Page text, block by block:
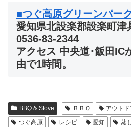
■つぐ高原グリーンパー
愛知県北設楽郡設楽町津
0536-83-2344
アクセス 中央道･飯田IC
由で1時間。
BBQ & Stove ＢＢＱ アウトド
つぐ高原
レシピ 愛知 蒸